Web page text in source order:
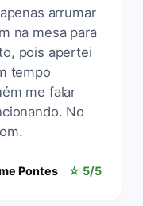
arrumar
na mesa para
pois apertei
tempo
me falar
No
Pontes ☆ 5/5